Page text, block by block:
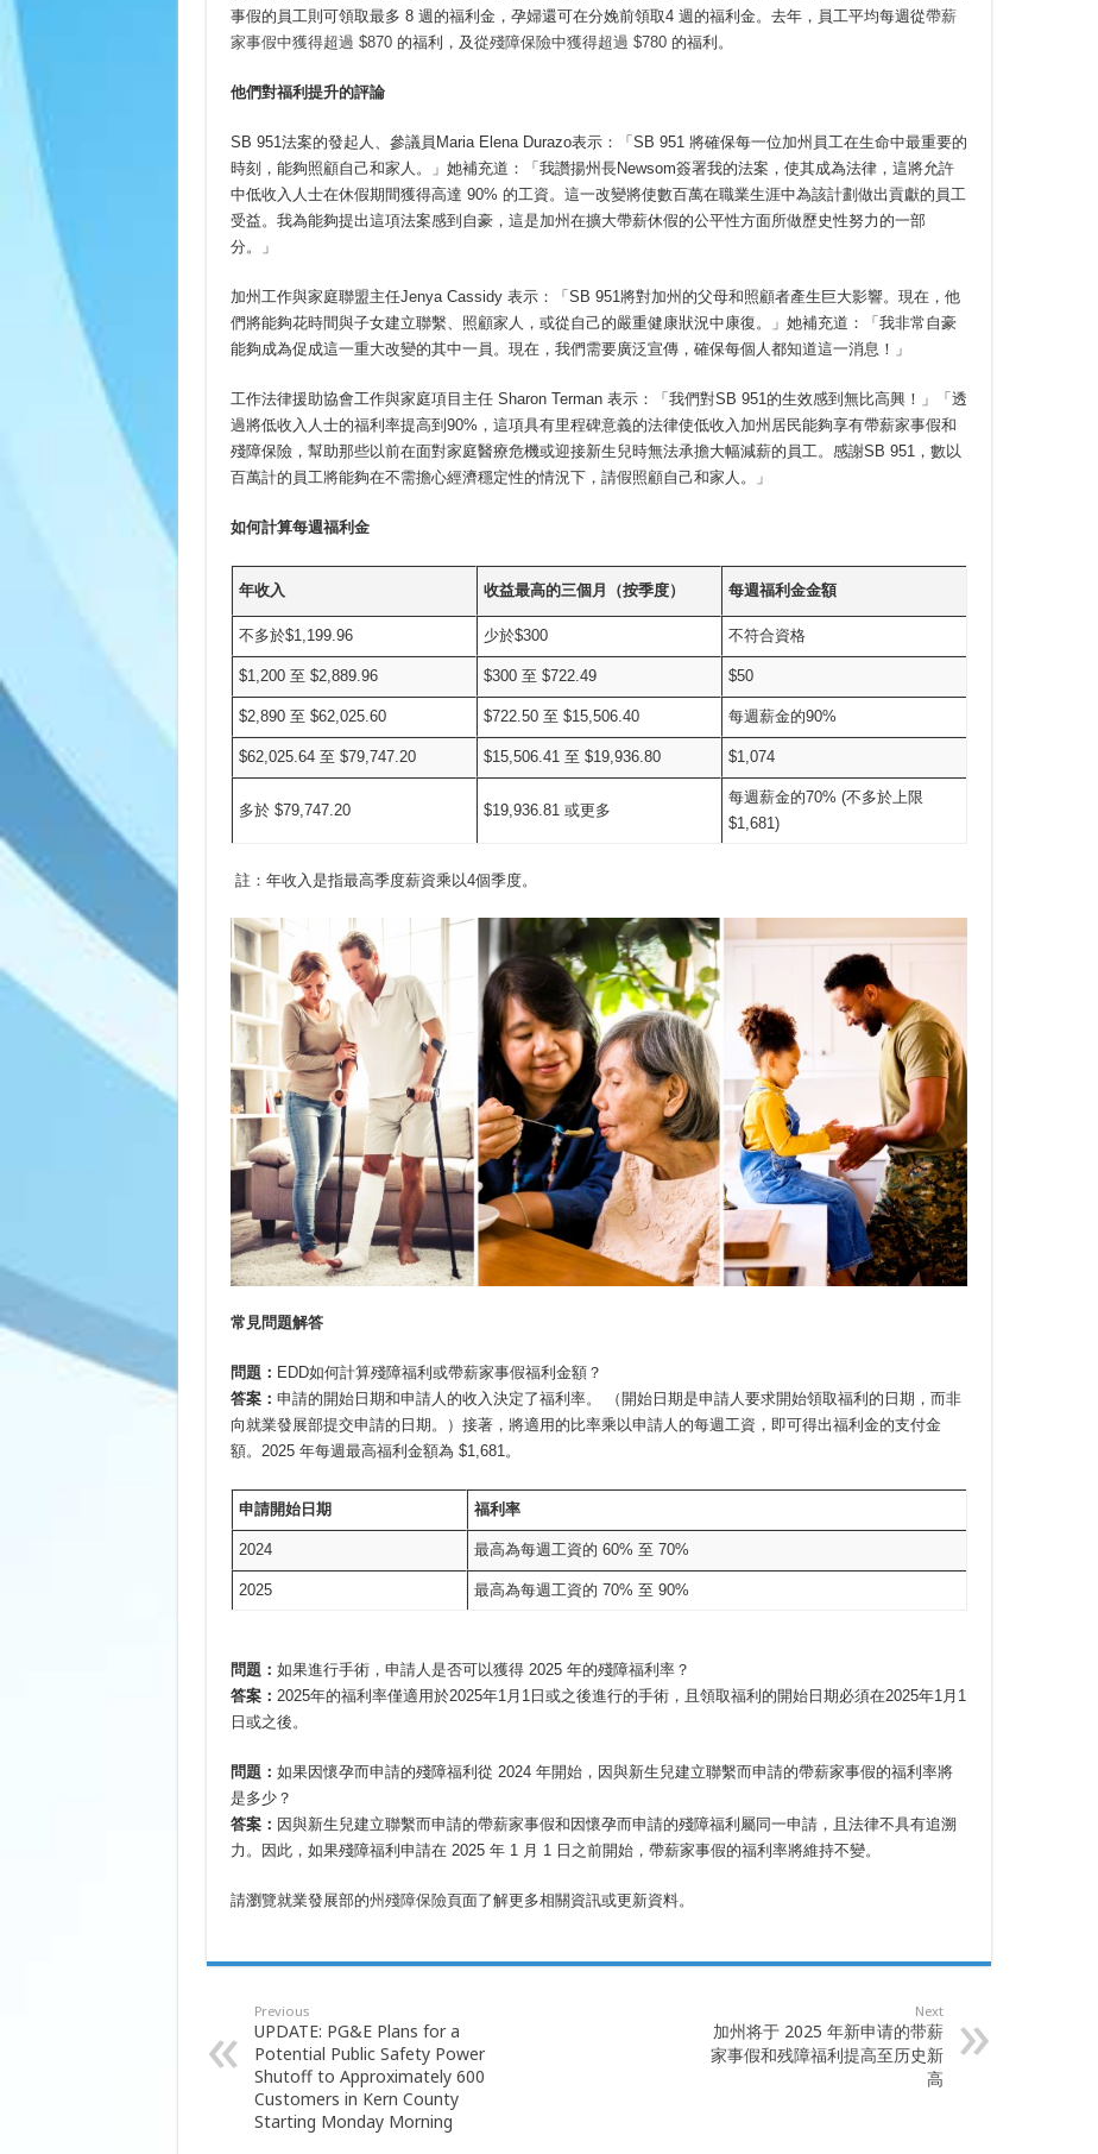
事假的員工則可領取最多 8 週的福利金，孕婦還可在分娩前領取4 週的福利金。去年，員工平均每週從帶薪
家事假中獲得超過 $870的福利，及從殘障保險中獲得超過 $780的福利。
他們對福利提升的評論
SB 951法案的發起人、參議員Maria Elena Durazo表示：「SB 951 將確保每一位加州員工在生命中最重要的
時刻，能夠照顧自己和家人。」她補充道：「我讚揚州長Newsom簽署我的法案，使其成為法律，這將允許
中低收入人士在休假期間獲得高達 90% 的工資。這一改變將使數百萬在職業生涯中為該計劃做出貢獻的員工
受益。我為能夠提出這項法案感到自豪，這是加州在擴大帶薪休假的公平性方面所做歷史性努力的一部
分。」
加州工作與家庭聯盟主任Jenya Cassidy 表示：「SB 951將對加州的父母和照顧者產生巨大影響。現在，他
們將能夠花時間與子女建立聯繫、照顧家人，或從自己的嚴重健康狀況中康復。」她補充道：「我非常自豪
能夠成為促成這一重大改變的其中一員。現在，我們需要廣泛宣傳，確保每個人都知道這一消息！」
工作法律援助協會工作與家庭項目主任 Sharon Terman 表示：「我們對SB 951的生效感到無比高興！」「透
過將低收入人士的福利率提高到90%，這項具有里程碑意義的法律使低收入加州居民能夠享有帶薪家事假和
殘障保險，幫助那些以前在面對家庭醫療危機或迎接新生兒時無法承擔大幅減薪的員工。感謝SB 951，數以
百萬計的員工將能夠在不需擔心經濟穩定性的情況下，請假照顧自己和家人。」
如何計算每週福利金
年收入 收益最高的三個月（按季度） 每週福利金金額
不多於$1,199.96 少於$300 不符合資格
$1,200 至 $2,889.96 $300 至 $722.49 $50
$2,890 至 $62,025.60 $722.50 至 $15,506.40 每週薪金的90%
$62,025.64 至 $79,747.20 $15,506.41 至 $19,936.80 $1,074
多於 $79,747.20 $19,936.81 或更多
每週薪金的70% (不多於上限
$1,681)
註：年收入是指最高季度薪資乘以4個季度。
常見問題解答
問題： EDD如何計算殘障福利或帶薪家事假福利金額？
答案： 申請的開始日期和申請人的收入決定了福利率。 （開始日期是申請人要求開始領取福利的日期，而非
向就業發展部提交申請的日期。）接著，將適用的比率乘以申請人的每週工資，即可得出福利金的支付金
額。2025 年每週最高福利金額為 $1,681。
申請開始日期 福利率
2024 最高為每週工資的 60% 至 70%
2025 最高為每週工資的 70% 至 90%
問題： 如果進行手術，申請人是否可以獲得 2025 年的殘障福利率？
答案： 2025年的福利率僅適用於2025年1月1日或之後進行的手術，且領取福利的開始日期必須在2025年1月1
日或之後。
問題： 如果因懷孕而申請的殘障福利從 2024 年開始，因與新生兒建立聯繫而申請的帶薪家事假的福利率將
是多少？
答案： 因與新生兒建立聯繫而申請的帶薪家事假和因懷孕而申請的殘障福利屬同一申請，且法律不具有追溯
力。因此，如果殘障福利申請在 2025 年 1 月 1 日之前開始，帶薪家事假的福利率將維持不變。
請瀏覽就業發展部的州殘障保險頁面了解更多相關資訊或更新資料。
Previous
UPDATE: PG&E Plans for a
Potential Public Safety Power
Shutoff to Approximately 600
Customers in Kern County
Starting Monday Morning
Next
加州将于 2025 年新申请的带薪
家事假和残障福利提高至历史新
高